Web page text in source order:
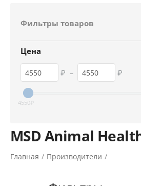
Фильтры товаров
Цена
₽ – ₽
4550₽
MSD Animal
Главная / Производители /